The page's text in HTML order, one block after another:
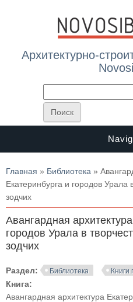
Архитектурно-
Вы здесь
Главная » Библиотека »
Екатеринбурга и городов Урала
зодчих
Авангардная
городов Урала в
зодчих
Раздел: Библиотека Книги
Книга:
Авангардная архитектура